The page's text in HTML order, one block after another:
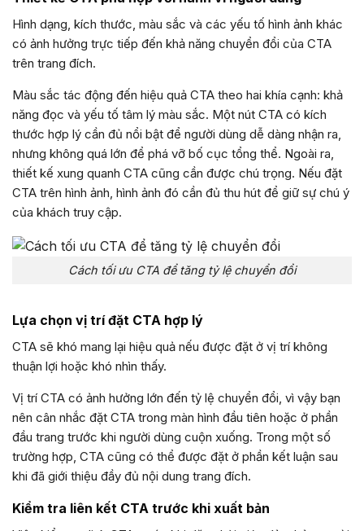
Hình dạng, kích thước, màu sắc và các yếu tố hình ảnh khác
có ảnh hưởng trực tiếp đến khả năng chuyển đổi của CTA
trên trang đích.
Màu sắc tác động đến hiệu quả CTA theo hai khía cạnh: khả
năng đọc và yếu tố tâm lý màu sắc. Một nút CTA có kích
thước hợp lý cần đủ nổi bật để người dùng dễ dàng nhận ra,
nhưng không quá lớn để phá vỡ bố cục tổng thể. Ngoài ra,
thiết kế xung quanh CTA cũng cần được chú trọng. Nếu đặt
CTA trên hình ảnh, hình ảnh đó cần đủ thu hút để giữ sự chú ý
của khách truy cập.
Cách tối ưu CTA để tăng tỷ lệ chuyển đổi
Lựa chọn vị trí đặt CTA hợp lý
CTA sẽ khó mang lại hiệu quả nếu được đặt ở vị trí không
thuận lợi hoặc khó nhìn thấy.
Vị trí CTA có ảnh hưởng lớn đến tỷ lệ chuyển đổi, vì vậy bạn
nên cân nhắc đặt CTA trong màn hình đầu tiên hoặc ở phần
đầu trang trước khi người dùng cuộn xuống. Trong một số
trường hợp, CTA cũng có thể được đặt ở phần kết luận sau
khi đã giới thiệu đầy đủ nội dung trang đích.
Kiểm tra liên kết CTA trước khi xuất bản